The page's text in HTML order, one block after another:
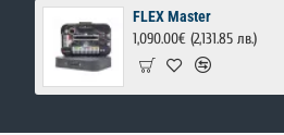
FLEX Master
1,090.00€ (2,131.85 лв.)